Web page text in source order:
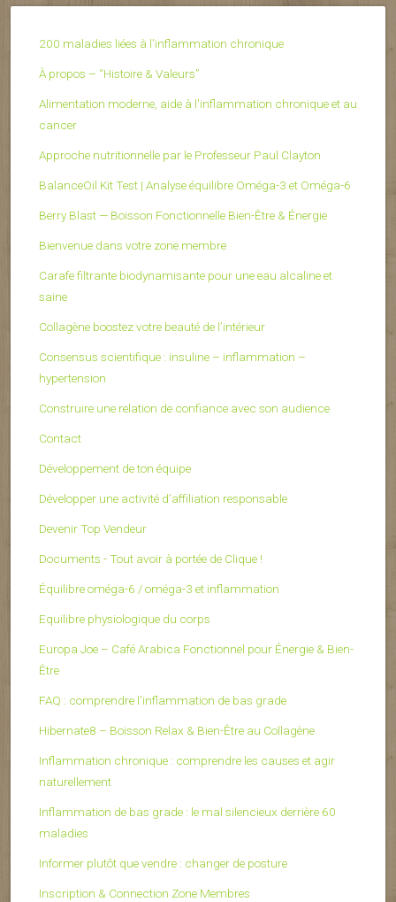
200 maladies liées à l’inflammation chronique
À propos – “Histoire & Valeurs”
Alimentation moderne, aide à l'inflammation chronique et au
cancer
Approche nutritionnelle par le Professeur Paul Clayton
BalanceOil Kit Test | Analyse équilibre Oméga-3 et Oméga-6
Berry Blast — Boisson Fonctionnelle Bien-Être & Énergie
Bienvenue dans votre zone membre
Carafe filtrante biodynamisante pour une eau alcaline et
saine
Collagène boostez votre beauté de l’intérieur
Consensus scientifique : insuline – inflammation –
hypertension
Construire une relation de confiance avec son audience
Contact
Développement de ton équipe
Développer une activité d’affiliation responsable
Devenir Top Vendeur
Documents - Tout avoir à portée de Clique !
Équilibre oméga-6 / oméga-3 et inflammation
Equilibre physiologique du corps
Europa Joe – Café Arabica Fonctionnel pour Énergie & Bien-
Être
FAQ : comprendre l’inflammation de bas grade
Hibernate8 – Boisson Relax & Bien-Être au Collagène
Inflammation chronique : comprendre les causes et agir
naturellement
Inflammation de bas grade : le mal silencieux derrière 60
maladies
Informer plutôt que vendre : changer de posture
Inscription & Connection Zone Membres